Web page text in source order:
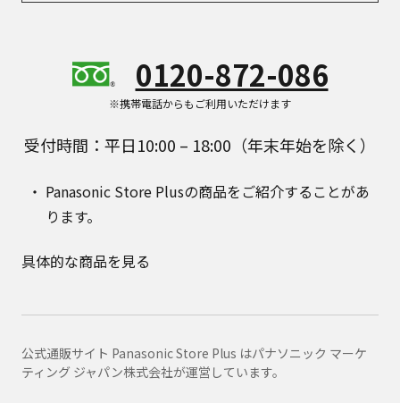
0120-872-086
※携帯電話からもご利用いただけます
受付時間：平日10:00 – 18:00（年末年始を除く）
Panasonic Store Plusの商品をご紹介することがあ
ります。
具体的な商品を見る
公式通販サイト Panasonic Store Plus はパナソニック マーケ
ティング ジャパン株式会社が運営しています。